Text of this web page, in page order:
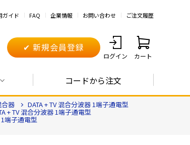
ガイド FAQ 企業情報 お問い合わせ ご注文履歴
✔ 新規会員登録
ログイン カート
コードから注文
合器 DATA + TV 混合分波器 1端子通電型
+ TV 混合分波器 1端子通電型
1端子通電型